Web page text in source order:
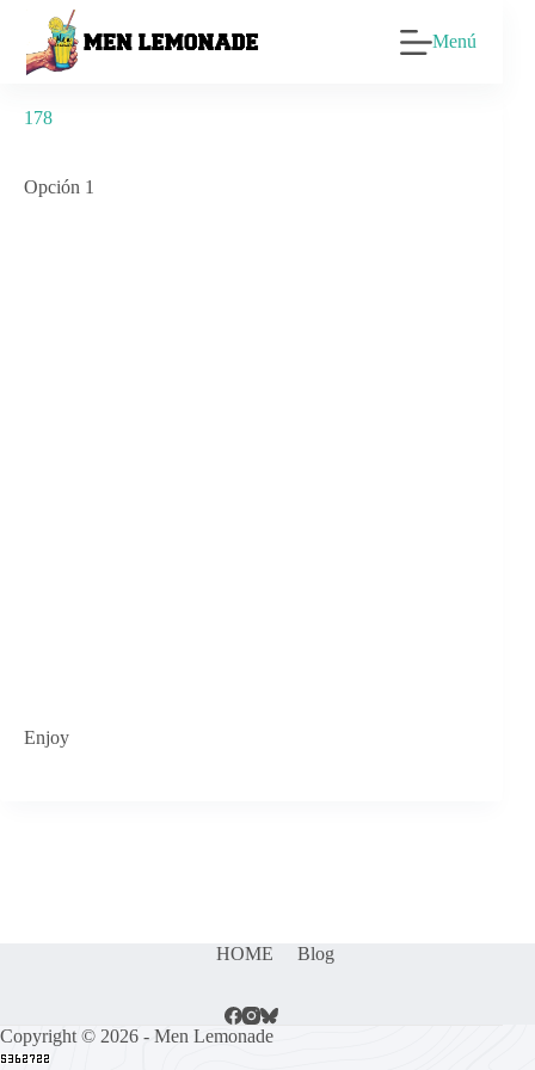
contenido
Menú
178
Opción 1
Enjoy
HOME Blog
Copyright © 2026 - Men Lemonade